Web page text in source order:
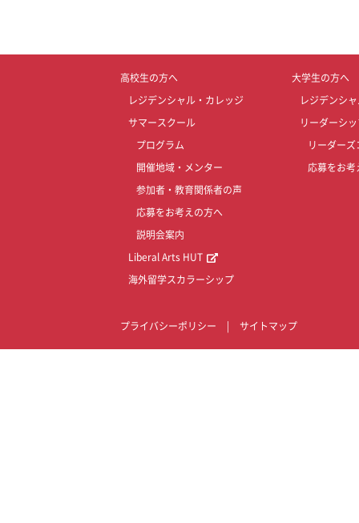
高校生の方へ
レジデンシャル・カレッジ
サマースクール
プログラム
開催地域・メンター
参加者・教育関係者の声
応募をお考えの方へ
説明会案内
Liberal Arts HUT
海外留学スカラーシップ
大学生の方へ
レジデンシ
リーダーシ
リーダーズ
応募をお考
プライバシーポリシー サイトマップ